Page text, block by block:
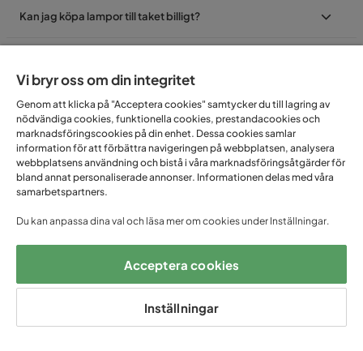
Kan jag köpa lampor till taket billigt?
FÅ UNIKA ERBJUDANDEN
– ANMÄL DIG TILL VÅRT
NYHETSBREV!
Email
Prenumerera
Vi bryr oss om din integritet
Genom att klicka på "Acceptera cookies" samtycker du till lagring av
nödvändiga cookies, funktionella cookies, prestandacookies och
marknadsföringscookies på din enhet. Dessa cookies samlar
information för att förbättra navigeringen på webbplatsen, analysera
webbplatsens användning och bistå i våra marknadsföringsåtgärder för
bland annat personaliserade annonser. Informationen delas med våra
samarbetspartners.
Du kan anpassa dina val och läsa mer om cookies under Inställningar.
Acceptera cookies
Inställningar